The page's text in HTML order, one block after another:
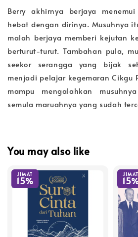
Berry akhirnya berjaya
hebat dengan dirinya. Musuhnya
malah berjaya memberi kejutan
berturut-turut. Tambahan pula,
seekor serangga yang bijak
menjadi pelajar kegemaran Cikgu
mampu mengalahkan
semula maruahnya yang sudah
You may also like
JIMAT
15%
JIMAT